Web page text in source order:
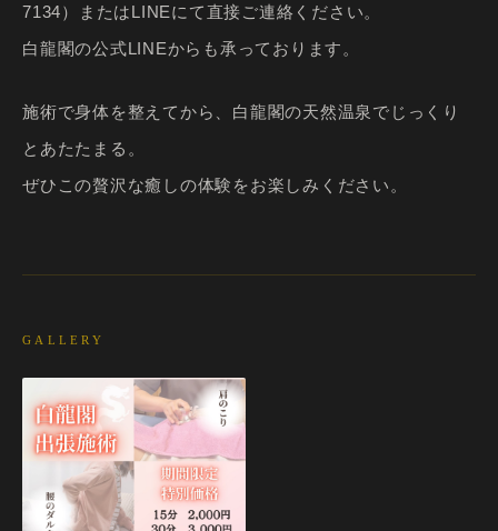
7134）またはLINEにて直接ご連絡ください。
白龍閣の公式LINEからも承っております。
施術で身体を整えてから、白龍閣の天然温泉でじっくり
とあたたまる。
ぜひこの贅沢な癒しの体験をお楽しみください。
GALLERY